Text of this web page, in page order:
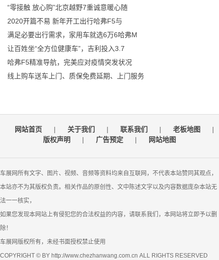
“零接触 放心购”北京越野7重诚意暖心随
2020开篇不易 新年开工出行哈弗F5与
满足必要出行需求，家用车就选6万6哈弗M
让百姓坐“全方位健康车”，吉利投入3.7
哈弗F5精准导航，完美应对疫情突发状况
线上购车送车上门、质保免费延期、上门服务
网站首页 | 关于我们 | 联系我们 | 老板地图
|
版权声明
| 广告预定 | 网站地图
车展网所有文字、图片、视频、音频等资料均来自互联网，不代表本站赞同其观点，
本站亦不为其版权负责。相关作品的原创性、文中陈述文字以及内容数据庞杂本站无
法一一核实，
如果您发现本网站上有侵犯您的合法权益的内容，请联系我们，本网站将立即予以删
除！
车展网版权所有，未经书面授权禁止使用
COPYRIGHT © BY http://www.chezhanwang.com.cn ALL RIGHTS RESERVED